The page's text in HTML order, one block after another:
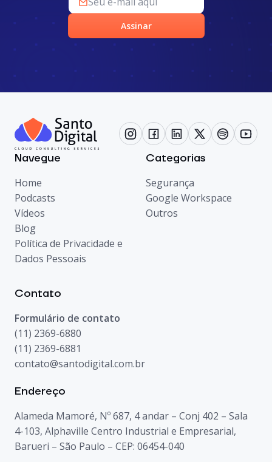
Assinar
Navegue
Home
Podcasts
Vídeos
Blog
Política de Privacidade e
Dados Pessoais
Categorias
Segurança
Google Workspace
Outros
Contato
Formulário de contato
(11) 2369-6880
(11) 2369-6881
contato@santodigital.com.br
Endereço
Alameda Mamoré, Nº 687, 4 andar – Conj 402 – Sala
4-103, Alphaville Centro Industrial e Empresarial,
Barueri – São Paulo – CEP: 06454-040